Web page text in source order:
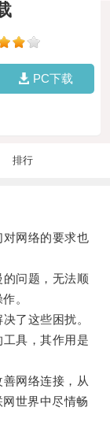
PC下载
排行
网络的要求也
问题，无法顺
。
了这些困扰。
具，其作用是
网络连接，从
世界中尽情畅